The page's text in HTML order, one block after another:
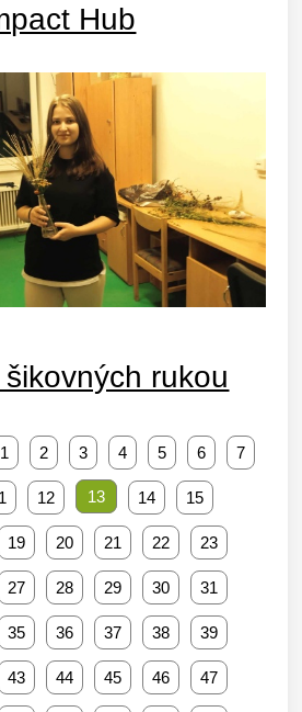
Hub
rukou
1 2 3 4 5 6 7
12 13 14 15
19 20 21 22 23
27 28 29 30 31
35 36 37 38 39
43 44 45 46 47